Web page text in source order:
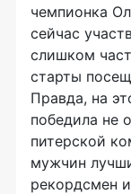
чемпионка
сейчас
слишком
старты
Правда, на
победила не
питерской
мужчин
рекордсмен